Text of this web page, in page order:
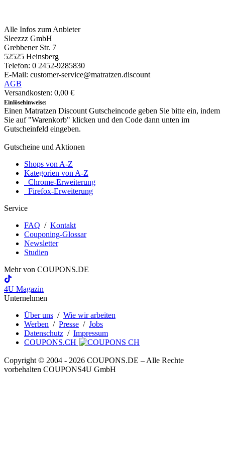
Alle Infos zum Anbieter
Sleezzz GmbH
Grebbener Str. 7
52525 Heinsberg
Telefon: 0 2452-9285830
E-Mail: customer-service@matratzen.discount
AGB
Versandkosten: 0,00 €
Einlösehinweise:
Einen Matratzen Discount Gutscheincode geben Sie bitte ein, indem
Sie auf "Warenkorb" klicken und den Code dann unten im
Gutscheinfeld eingeben.
Gutscheine und Aktionen
Shops von A-Z
Kategorien von A-Z
Chrome-Erweiterung
Firefox-Erweiterung
Service
FAQ / Kontakt
Couponing-Glossar
Newsletter
Studien
Mehr von COUPONS.DE
4U Magazin
Unternehmen
Über uns / Wie wir arbeiten
Werben / Presse / Jobs
Datenschutz / Impressum
COUPONS.CH
Copyright © 2004 ‐ 2026 COUPONS.DE – Alle Rechte
vorbehalten COUPONS4U GmbH